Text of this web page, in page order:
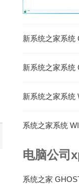
新系统之家系统
新系统之家系统
新系统之家系统
系统之家系统
电脑公司
系统之家